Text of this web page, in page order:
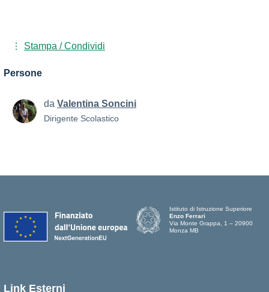
Stampa / Condividi
Persone
da Valentina Soncini
Dirigente Scolastico
Istituto di Istruzione Superiore
Enzo Ferrari
Via Monte Grappa, 1 – 20900
Monza MB
Link Esterni